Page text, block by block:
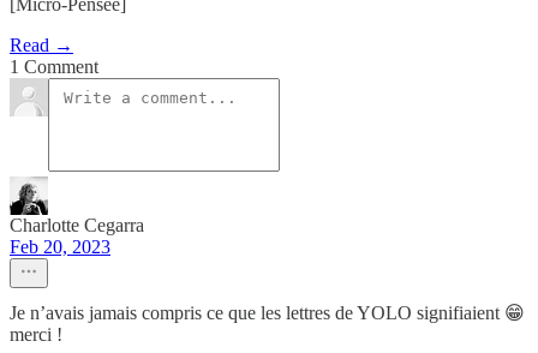
[Micro-Pensée]
Read →
1 Comment
Charlotte Cegarra
Feb 20, 2023
Je n’avais jamais compris ce que les lettres de YOLO signifiaient 😁
merci !